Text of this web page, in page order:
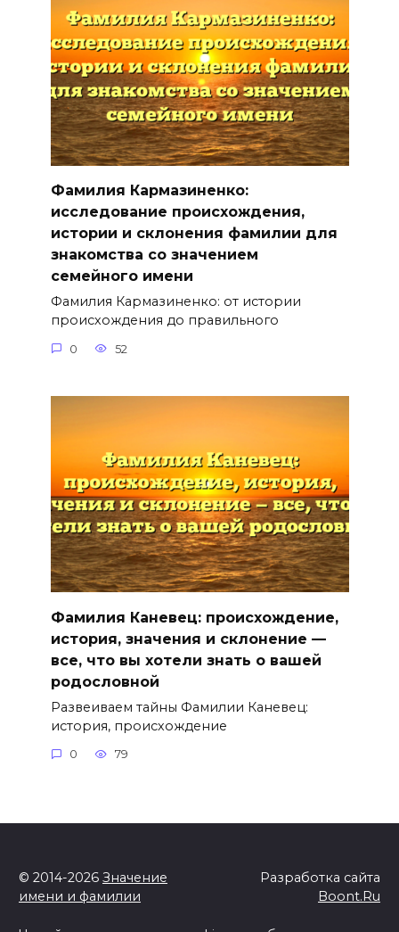
Фамилия Кармазиненко:
исследование происхождения,
истории и склонения фамилии для
знакомства со значением
семейного имени
Фамилия Кармазиненко: от истории
происхождения до правильного
0 52
Фамилия Каневец: происхождение,
история, значения и склонение —
все, что вы хотели знать о вашей
родословной
Развеиваем тайны Фамилии Каневец:
история, происхождение
0 79
© 2014-2026 Значение
имени и фамилии
Разработка сайта
Boont.Ru